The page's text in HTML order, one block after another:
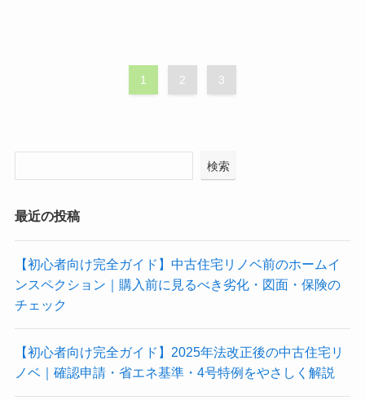
1 2 3
検索
最近の投稿
【初心者向け完全ガイド】中古住宅リノベ前のホームイ
ンスペクション｜購入前に見るべき劣化・図面・保険の
チェック
【初心者向け完全ガイド】2025年法改正後の中古住宅リ
ノベ｜確認申請・省エネ基準・4号特例をやさしく解説